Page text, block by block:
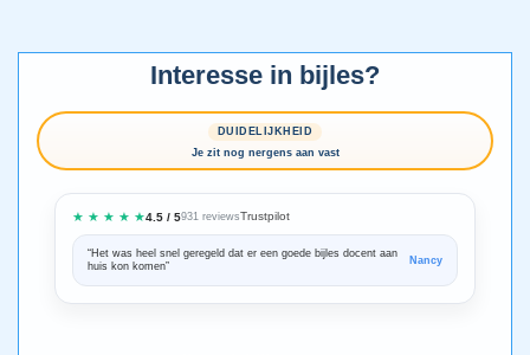
Interesse in bijles?
DUIDELIJKHEID
Je zit nog nergens aan vast
★ ★ ★ ★ ★4.5 / 5931 reviewsTrustpilot
“Het was heel snel geregeld dat er een goede bijles docent aan
huis kon komen”
Nancy